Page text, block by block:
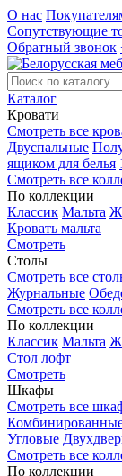
О нас
Сопутствующие
Обратный звонок
Каталог
Кровати
Смотреть все
Двуспальные
ящиком для белья
Смотреть все
По коллекции
Классик Мальта
Кровать мальта
Смотреть
Столы
Смотреть все
Журнальные
Смотреть все
По коллекции
Классик Мальта
Стол лофт
Смотреть
Шкафы
Смотреть все
Угловые
Смотреть все
По коллекции